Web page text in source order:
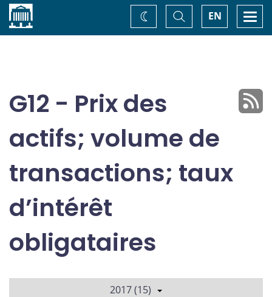
Accueil EN
Basculer
la
recherche
Changez
de
G12 - Prix des
actifs; volume de
transactions; taux
d’intérêt
obligataires
2017 (15)